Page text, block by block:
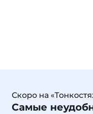
Скоро на
Самые